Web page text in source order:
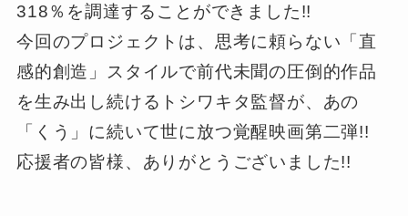
318％を調達することができました!!
今回のプロジェクトは、思考に頼らない「直
感的創造」スタイルで前代未聞の圧倒的作品
を生み出し続けるトシワキタ監督が、あの
「くう」に続いて世に放つ覚醒映画第二弾!!
応援者の皆様、ありがとうございました!!